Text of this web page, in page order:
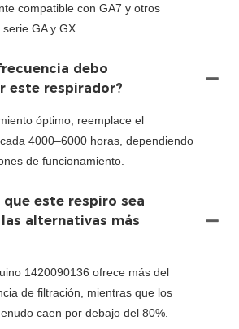
compatible con GA7 y otros
GA y GX.
debo
este respirador?
óptimo, reemplace el
4000–6000 horas, dependiendo
de funcionamiento.
que este respiro sea
alternativas más
1420090136 ofrece más del
de filtración, mientras que los
caen por debajo del 80%.